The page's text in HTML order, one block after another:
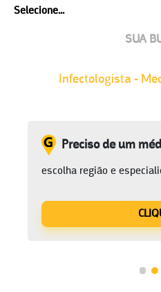
Selecione...
SUA
Infectologista -
Preciso de um
escolha região e